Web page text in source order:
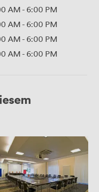
AM- 6:00 PM
AM- 6:00 PM
AM- 6:00 PM
AM- 6:00 PM